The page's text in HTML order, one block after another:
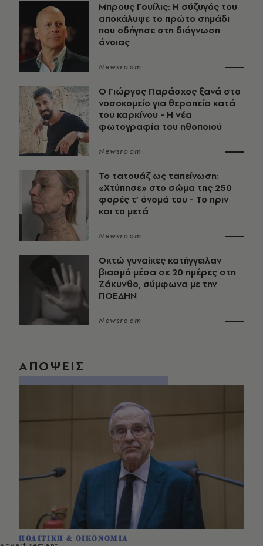
Μπρους Γουίλις: Η σύζυγός του
αποκάλυψε το πρώτο σημάδι
που οδήγησε στη διάγνωση
άνοιας
Newsroom
O Γιώργος Παράσχος ξανά στο
νοσοκομείο για θεραπεία κατά
του καρκίνου - Η νέα
φωτογραφία του ηθοποιού
Newsroom
Το τατουάζ ως ταπείνωση:
«Χτύπησε» στο σώμα της 250
φορές τ’ όνομά του - Το πριν
και το μετά
Newsroom
Οκτώ γυναίκες κατήγγειλαν
βιασμό μέσα σε 20 ημέρες στη
Ζάκυνθο, σύμφωνα με την
ΠΟΕΔΗΝ
Newsroom
ΑΠΟΨΕΙΣ
ΠΟΛΙΤΙΚΗ & ΟΙΚΟΝΟΜΙΑ